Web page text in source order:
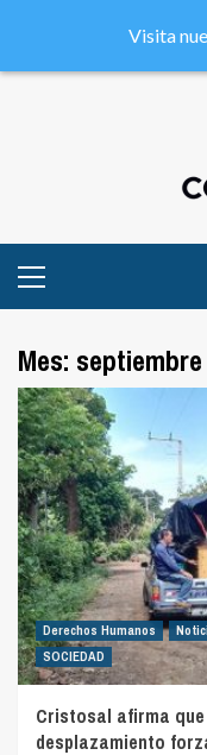
Mes: septiembre
Derechos Humanos
SOCIEDAD
Cristosal afirma
desplazamiento
Visita